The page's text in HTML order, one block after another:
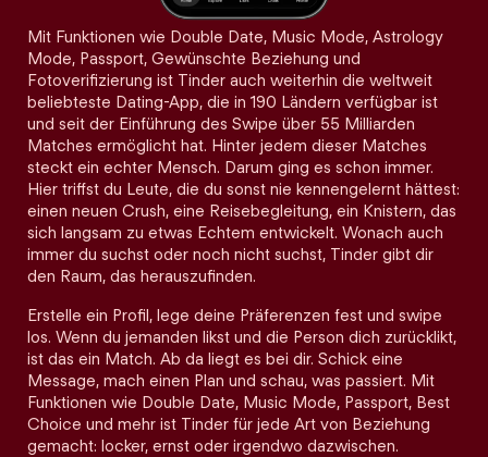
Mit Funktionen wie Double Date, Music Mode, Astrology
Mode, Passport, Gewünschte Beziehung und
Fotoverifizierung ist Tinder auch weiterhin die weltweit
beliebteste Dating-App, die in 190 Ländern verfügbar ist
und seit der Einführung des Swipe über 55 Milliarden
Matches ermöglicht hat. Hinter jedem dieser Matches
steckt ein echter Mensch. Darum ging es schon immer.
Hier triffst du Leute, die du sonst nie kennengelernt hättest:
einen neuen Crush, eine Reisebegleitung, ein Knistern, das
sich langsam zu etwas Echtem entwickelt. Wonach auch
immer du suchst oder noch nicht suchst, Tinder gibt dir
den Raum, das herauszufinden.
Erstelle ein Profil, lege deine Präferenzen fest und swipe
los. Wenn du jemanden likst und die Person dich zurücklikt,
ist das ein Match. Ab da liegt es bei dir. Schick eine
Message, mach einen Plan und schau, was passiert. Mit
Funktionen wie Double Date, Music Mode, Passport, Best
Choice und mehr ist Tinder für jede Art von Beziehung
gemacht: locker, ernst oder irgendwo dazwischen.